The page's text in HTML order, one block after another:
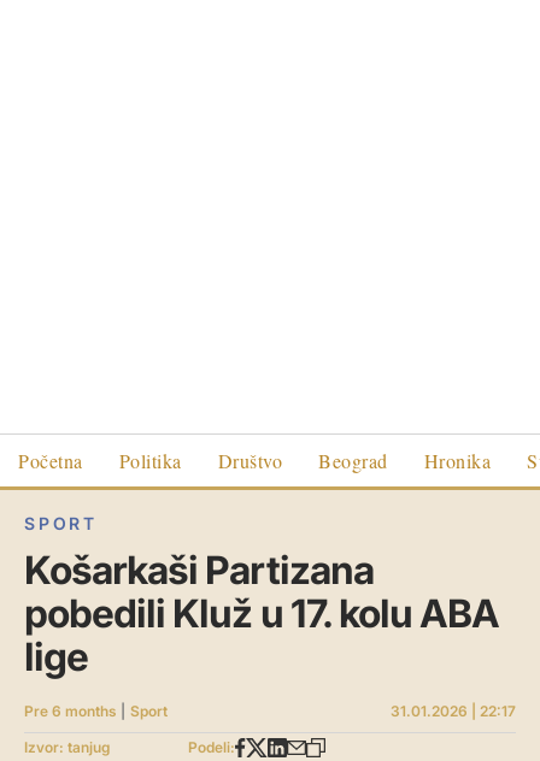
Početna Politika Društvo Beograd Hronika
SPORT
Košarkaši Partizana
pobedili Kluž u 17. kolu ABA
lige
Pre 6 months Sport
31.01.2026 | 22:17
Izvor: tanjug
Podeli: